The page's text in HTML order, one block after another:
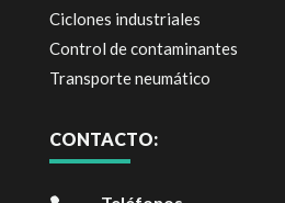
Ciclones industriales
Control de contaminantes
Transporte neumático
CONTACTO: